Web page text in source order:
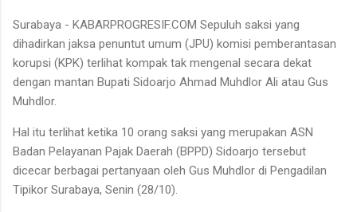
Surabaya - KABARPROGRESIF.COM Sepuluh saksi yang
dihadirkan jaksa penuntut umum (JPU) komisi pemberantasan
korupsi (KPK) terlihat kompak tak mengenal secara dekat
dengan mantan Bupati Sidoarjo Ahmad Muhdlor Ali atau Gus
Muhdlor.
Hal itu terlihat ketika 10 orang saksi yang merupakan ASN
Badan Pelayanan Pajak Daerah (BPPD) Sidoarjo tersebut
dicecar berbagai pertanyaan oleh Gus Muhdlor di Pengadilan
Tipikor Surabaya, Senin (28/10).